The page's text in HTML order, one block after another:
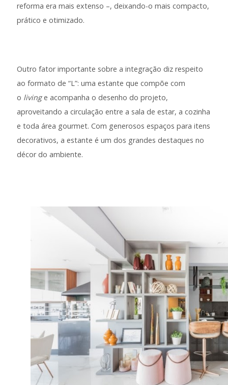
reforma era mais extenso –, deixando-o mais compacto,
prático e otimizado.
Outro fator importante sobre a integração diz respeito
ao formato de “L”: uma estante que compõe com
o livinge acompanha o desenho do projeto,
aproveitando a circulação entre a sala de estar, a cozinha
e toda área gourmet. Com generosos espaços para itens
decorativos, a estante é um dos grandes destaques no
décor do ambiente.